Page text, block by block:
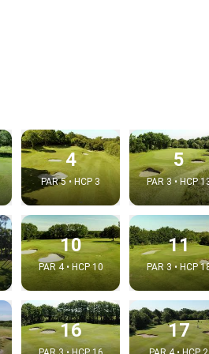
4
PAR 5 • HCP 3
5
PAR 3 • HCP
10
PAR 4 • HCP 10
11
PAR 3 • HCP
16 17
video